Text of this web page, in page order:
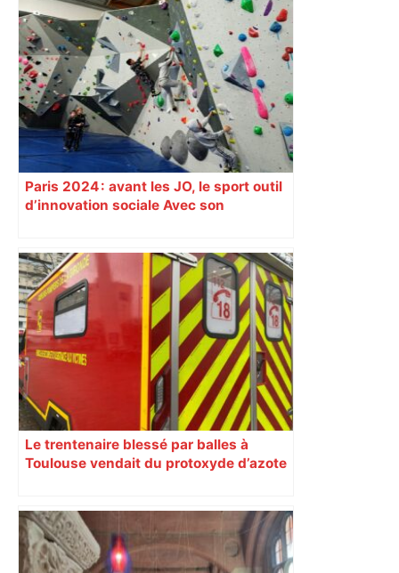
Nouveau risque de suspension pour le
chantier de l’A69 après des
débordements d’emprises des travaux
Paris 2024 : avant les JO, le sport outil
d’innovation sociale Avec son
soutient depuis deux ans des
centaines de projets à vocation sociale.
Exemple à Toulouse et à Tarbes, avec
l’escalade qui espère dépasser le mur
d’indifférence des quartiers populaires.
Reportage
Le trentenaire blessé par balles à
Toulouse vendait du protoxyde d’azote